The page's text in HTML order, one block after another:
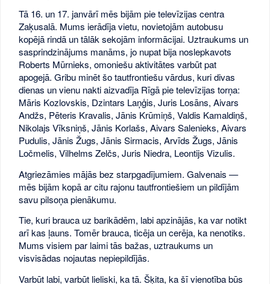
Tā 16. un 17. janvārī mēs bijām pie televīzijas centra
Zaķusalā. Mums ierādīja vietu, novietojām autobusu
kopējā rindā un tālāk sekojām informācijai. Uztraukums un
sasprindzinājums manāms, jo nupat bija noslepkavots
Roberts Mūrnieks, omoniešu aktivitātes varbūt pat
apogejā. Gribu minēt šo tautfrontiešu vārdus, kuri divas
dienas un vienu nakti aizvadīja Rīgā pie televīzijas torņa:
Māris Kozlovskis, Dzintars Laņģis, Juris Losāns, Aivars
Andžs, Pēteris Kravalis, Jānis Krūmiņš, Valdis Kamaldiņš,
Nikolajs Vīksniņš, Jānis Korlašs, Aivars Salenieks, Aivars
Pudulis, Jānis Žugs, Jānis Sirmacis, Arvīds Žugs, Jānis
Ločmelis, Vilhelms Zelčs, Juris Niedra, Leontijs Vizulis.
Atgriezāmies mājās bez starpgadījumiem. Galvenais —
mēs bijām kopā ar citu rajonu tautfrontiešiem un pildījām
savu pilsoņa pienākumu.
Tie, kuri brauca uz barikādēm, labi apzinājās, ka var notikt
arī kas ļauns. Tomēr brauca, ticēja un cerēja, ka nenotiks.
Mums visiem par laimi tās bažas, uztraukums un
visvisādas nojautas nepiepildījās.
Varbūt labi, varbūt lieliski, ka tā. Šķita, ka šī vienotība būs